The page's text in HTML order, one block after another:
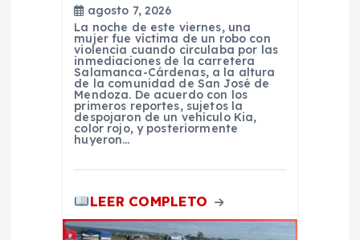
agosto 7, 2026
La noche de este viernes, una
mujer fue víctima de un robo con
violencia cuando circulaba por las
inmediaciones de la carretera
Salamanca-Cárdenas, a la altura
de la comunidad de San José de
Mendoza. De acuerdo con los
primeros reportes, sujetos la
despojaron de un vehículo Kia,
color rojo, y posteriormente
huyeron…
LEER COMPLETO